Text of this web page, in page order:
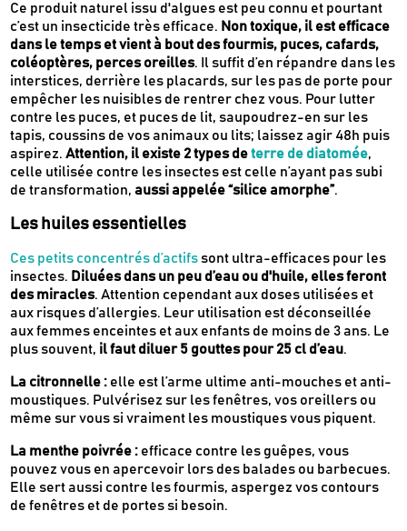
consommer
Nos dernières actus & codes promo
Je m'inscris
Recevez en cadeau votre livret detutos
& recettesapprouvés parLe Kaba !
Ce produit naturel issu d'algues est peu connu et pourtant
c’est un insecticide très efficace. Non toxique, il est efficace
dans le temps et vient à bout des fourmis, puces, cafards,
coléoptères, perces oreilles. Il suffit d’en répandre dans les
interstices, derrière les placards, sur les pas de porte pour
empêcher les nuisibles de rentrer chez vous. Pour lutter
contre les puces, et puces de lit, saupoudrez-en sur les
tapis, coussins de vos animaux ou lits; laissez agir 48h puis
aspirez. Attention, il existe 2 types deterre de diatomée,
celle utilisée contre les insectes est celle n’ayant pas subi
de transformation,aussi appelée “silice amorphe”.
Les huiles essentielles
Ces petits concentrés d’actifssont ultra-efficaces pour les
insectes. Diluées dans un peu d’eau ou d'huile, elles feront
des miracles. Attention cependant aux doses utilisées et
aux risques d’allergies. Leur utilisation est déconseillée
aux femmes enceintes et aux enfants de moins de 3 ans. Le
plus souvent, il faut diluer 5 gouttes pour 25 cl d’eau.
La citronnelle : elle est l’arme ultime anti-mouches et anti-
moustiques. Pulvérisez sur les fenêtres, vos oreillers ou
même sur vous si vraiment les moustiques vous piquent.
La menthe poivrée : efficace contre les guêpes, vous
pouvez vous en apercevoir lors des balades ou barbecues.
Elle sert aussi contre les fourmis, aspergez vos contours
de fenêtres et de portes si besoin.